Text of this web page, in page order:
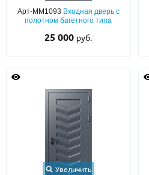
Арт-ММ1093 Входная дверь с
полотном багетного типа
25 000 руб.
Увеличить